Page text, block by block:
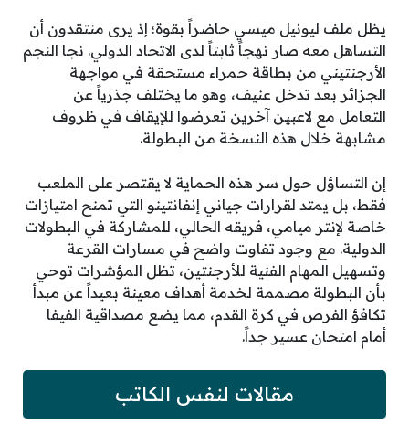
يظل ملف ليونيل ميسي حاضراً بقوة؛ إذ يرى منتقدون أن
التساهل معه صار نهجاً ثابتاً لدى الاتحاد الدولي. نجا النجم
الأرجنتيني من بطاقة حمراء مستحقة في مواجهة
الجزائر بعد تدخل عنيف، وهو ما يختلف جذرياً عن
التعامل مع لاعبين آخرين تعرضوا للإيقاف في ظروف
مشابهة خلال هذه النسخة من البطولة.
إن التساؤل حول سر هذه الحماية لا يقتصر على الملعب
فقط، بل يمتد لقرارات جياني إنفانتينو التي تمنح امتيازات
خاصة لإنتر ميامي، فريقه الحالي، للمشاركة في البطولات
الدولية. مع وجود تفاوت واضح في مسارات القرعة
وتسهيل المهام الفنية للأرجنتين، تظل المؤشرات توحي
بأن البطولة مصممة لخدمة أهداف معينة بعيداً عن مبدأ
تكافؤ الفرص في كرة القدم، مما يضع مصداقية الفيفا
أمام امتحان عسير جداً.
مقالات لنفس الكاتب